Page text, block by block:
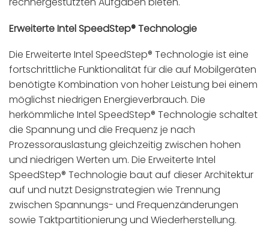
Erweiterte Intel SpeedStep® Technologie
Die Erweiterte Intel SpeedStep® Technologie ist eine
fortschrittliche Funktionalität für die auf Mobilgeräten
benötigte Kombination von hoher Leistung bei einem
möglichst niedrigen Energieverbrauch. Die
herkömmliche Intel SpeedStep® Technologie schaltet
die Spannung und die Frequenz je nach
Prozessorauslastung gleichzeitig zwischen hohen
und niedrigen Werten um. Die Erweiterte Intel
SpeedStep® Technologie baut auf dieser Architektur
auf und nutzt Designstrategien wie Trennung
zwischen Spannungs- und Frequenzänderungen
sowie Taktpartitionierung und Wiederherstellung.